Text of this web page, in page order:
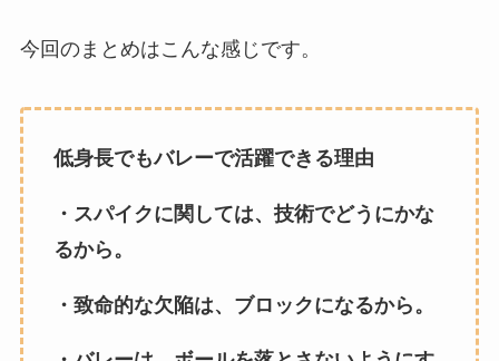
今回のまとめはこんな感じです。
低身長でもバレーで活躍できる理由
・スパイクに関しては、技術でどうにかな
るから。
・致命的な欠陥は、ブロックになるから。